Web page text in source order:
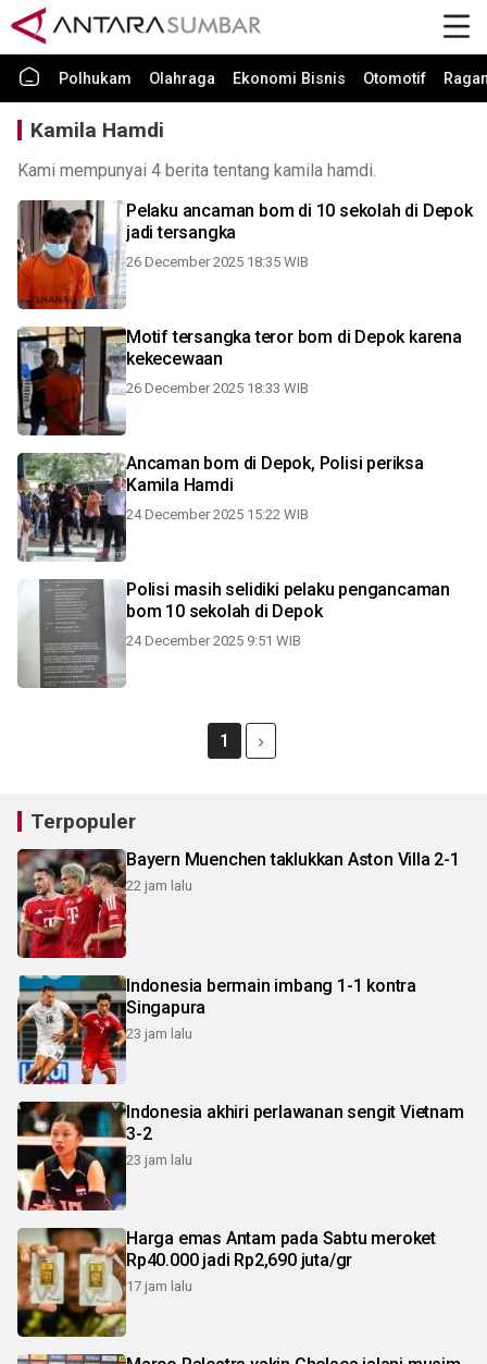
Polhukam Olahraga Ekonomi Bisnis Otomotif
Kamila Hamdi
Kami mempunyai 4 berita tentang kamila hamdi.
Pelaku ancaman bom di 10 sekolah di Depok
jadi tersangka
26 December 2025 18:35 WIB
Motif tersangka teror bom di Depok karena
kekecewaan
26 December 2025 18:33 WIB
Ancaman bom di Depok, Polisi periksa
Kamila Hamdi
24 December 2025 15:22 WIB
Polisi masih selidiki pelaku pengancaman
bom 10 sekolah di Depok
24 December 2025 9:51 WIB
1
Terpopuler
Bayern Muenchen taklukkan Aston Villa 2-1
22 jam lalu
Indonesia bermain imbang 1-1 kontra
Singapura
23 jam lalu
Indonesia akhiri perlawanan sengit Vietnam
3-2
23 jam lalu
Harga emas Antam pada Sabtu meroket
Rp40.000 jadi Rp2,690 juta/gr
17 jam lalu